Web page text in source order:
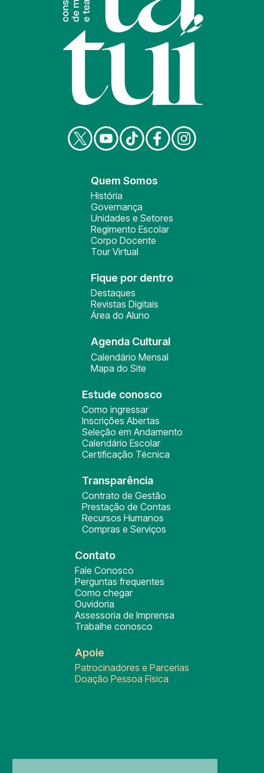
Quem Somos
História
Governança
Unidades e Setores
Regimento Escolar
Corpo Docente
Tour Virtual
Fique por dentro
Destaques
Revistas Digitais
Área do Aluno
Agenda Cultural
Calendário Mensal
Mapa do Site
Estude conosco
Como ingressar
Inscrições Abertas
Seleção em Andamento
Calendário Escolar
Certificação Técnica
Transparência
Contrato de Gestão
Prestação de Contas
Recursos Humanos
Compras e Serviços
Contato
Fale Conosco
Perguntas frequentes
Como chegar
Ouvidoria
Assessoria de Imprensa
Trabalhe conosco
Apoie
Patrocinadores e Parcerias
Doação Pessoa Física